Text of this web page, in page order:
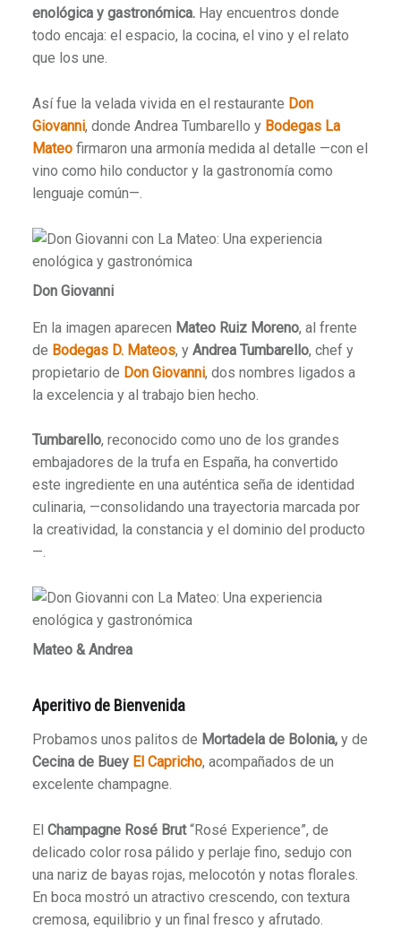
enológica y gastronómica. Hay encuentros donde
todo encaja: el espacio, la cocina, el vino y el relato
que los une.
Así fue la velada vivida en el restaurante Don
Giovanni, donde Andrea Tumbarello y Bodegas La
Mateofirmaron una armonía medida al detalle —con el
vino como hilo conductor y la gastronomía como
lenguaje común—.
Don Giovanni
En la imagen aparecen Mateo Ruiz Moreno, al frente
de Bodegas D. Mateos, y Andrea Tumbarello, chef y
propietario de Don Giovanni, dos nombres ligados a
la excelencia y al trabajo bien hecho.
Tumbarello, reconocido como uno de los grandes
embajadores de la trufa en España, ha convertido
este ingrediente en una auténtica seña de identidad
culinaria, —consolidando una trayectoria marcada por
la creatividad, la constancia y el dominio del producto
—.
Mateo & Andrea
Aperitivo de Bienvenida
Probamos unos palitos de Mortadela de Bolonia, y de
Cecina de Buey El Capricho, acompañados de un
excelente champagne.
El Champagne Rosé Brut“Rosé Experience”, de
delicado color rosa pálido y perlaje fino, sedujo con
una nariz de bayas rojas, melocotón y notas florales.
En boca mostró un atractivo crescendo, con textura
cremosa, equilibrio y un final fresco y afrutado.